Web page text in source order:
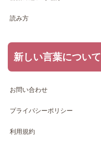
読み方
新しい言葉について
お問い合わせ
プライバシーポリシー
利用規約